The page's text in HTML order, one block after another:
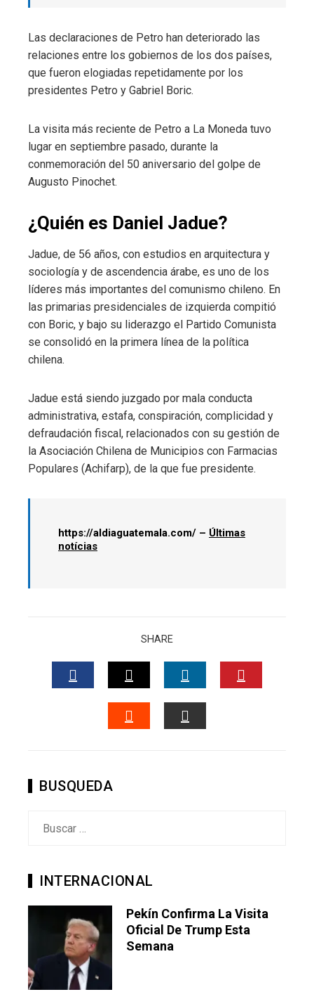
Las declaraciones de Petro han deteriorado las
relaciones entre los gobiernos de los dos países,
que fueron elogiadas repetidamente por los
presidentes Petro y Gabriel Boric.
La visita más reciente de Petro a La Moneda tuvo
lugar en septiembre pasado, durante la
conmemoración del 50 aniversario del golpe de
Augusto Pinochet.
¿Quién es Daniel Jadue?
Jadue, de 56 años, con estudios en arquitectura y
sociología y de ascendencia árabe, es uno de los
líderes más importantes del comunismo chileno. En
las primarias presidenciales de izquierda compitió
con Boric, y bajo su liderazgo el Partido Comunista
se consolidó en la primera línea de la política
chilena.
Jadue está siendo juzgado por mala conducta
administrativa, estafa, conspiración, complicidad y
defraudación fiscal, relacionados con su gestión de
la Asociación Chilena de Municipios con Farmacias
Populares (Achifarp), de la que fue presidente.
https://aldiaguatemala.com/ – Últimas
notícias
SHARE
FACEBOOKTWITTERLINKEDIN
BUSQUEDA
INTERNACIONAL
Pekín Confirma La Visita
Oficial De Trump Esta
Semana